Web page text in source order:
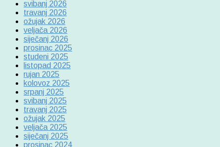
svibanj 2026
travanj 2026
ožujak 2026
veljača 2026
siječanj 2026
prosinac 2025
studeni 2025
listopad 2025
rujan 2025
kolovoz 2025
srpanj 2025
svibanj 2025
travanj 2025
ožujak 2025
veljača 2025
siječanj 2025
prosinac 2024